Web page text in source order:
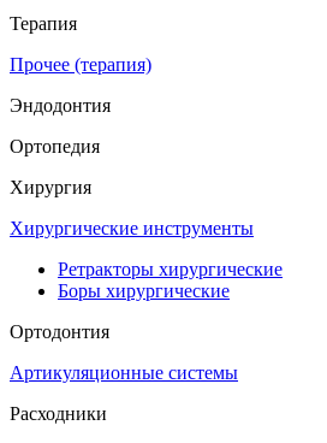
Терапия
Прочее (терапия)
Эндодонтия
Ортопедия
Хирургия
Хирургические инструменты
Ретракторы хирургические
Боры хирургические
Ортодонтия
Артикуляционные системы
Расходники